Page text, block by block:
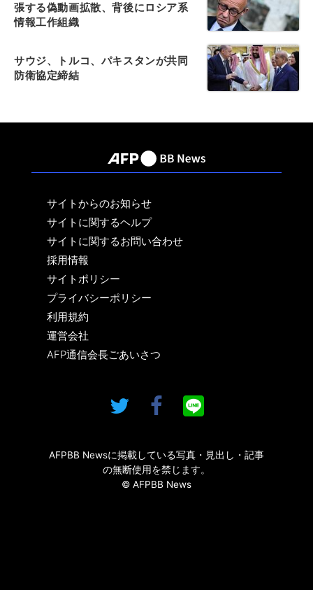
張する偽動画拡散、背後にロシア系
情報工作組織
サウジ、トルコ、パキスタンが共同
防衛協定締結
サイトからのお知らせ
サイトに関するヘルプ
サイトに関するお問い合わせ
採用情報
サイトポリシー
プライバシーポリシー
利用規約
運営会社
AFP通信会長ごあいさつ
AFPBB Newsに掲載している写真・見出し・記事
の無断使用を禁じます。
© AFPBB News